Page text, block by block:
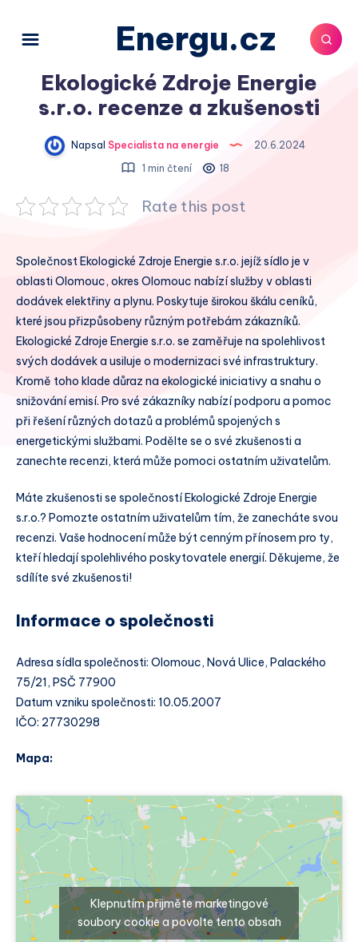
Energu.cz
Ekologické Zdroje Energie
s.r.o. recenze a zkušenosti
Napsal Specialista na energie
20.6.2024
1 min čtení
18
Rate this post
Společnost Ekologické Zdroje Energie s.r.o. jejíž sídlo je v
oblasti Olomouc, okres Olomouc nabízí služby v oblasti
dodávek elektřiny a plynu. Poskytuje širokou škálu ceníků,
které jsou přizpůsobeny různým potřebám zákazníků.
Ekologické Zdroje Energie s.r.o. se zaměřuje na spolehlivost
svých dodávek a usiluje o modernizaci své infrastruktury.
Kromě toho klade důraz na ekologické iniciativy a snahu o
snižování emisí. Pro své zákazníky nabízí podporu a pomoc
při řešení různých dotazů a problémů spojených s
energetickými službami. Podělte se o své zkušenosti a
zanechte recenzi, která může pomoci ostatním uživatelům.
Máte zkušenosti se společností Ekologické Zdroje Energie
s.r.o.? Pomozte ostatním uživatelům tím, že zanecháte svou
recenzi. Vaše hodnocení může být cenným přínosem pro ty,
kteří hledají spolehlivého poskytovatele energií. Děkujeme, že
sdílíte své zkušenosti!
Informace o společnosti
Adresa sídla společnosti: Olomouc, Nová Ulice, Palackého
75/21, PSČ 77900
Datum vzniku společnosti: 10.05.2007
IČO: 27730298
Mapa:
Klepnutím přijměte marketingové
soubory cookie a povolte tento obsah